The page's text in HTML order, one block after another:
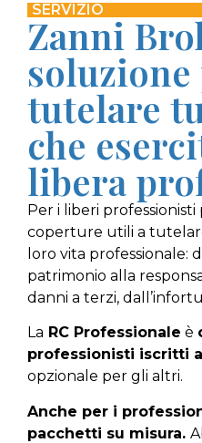
SERVIZIO
Zanni
soluzione
tutelare
che
libera
Per i liberi
coperture utili a
loro vita professionale:
patrimonio alla
danni a terzi,
La RC Professionale è
professionisti iscritti
opzionale per gli altri.
Anche per i
pacchetti su misura.